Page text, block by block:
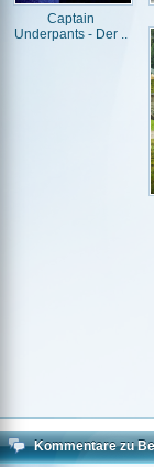
Captain
Underpants - Der ..
Kommentare zu